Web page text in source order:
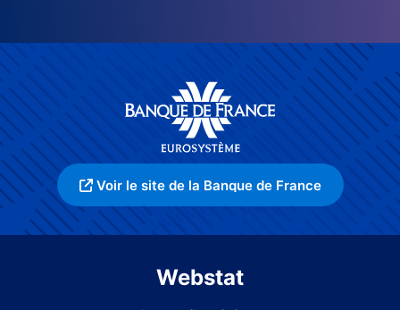
Voir le site de la Banque de France
Webstat